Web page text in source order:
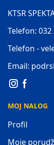
KTSR
Telefon: 032
Telefon -
Email:
MOJ NALOG
Profil
Moje